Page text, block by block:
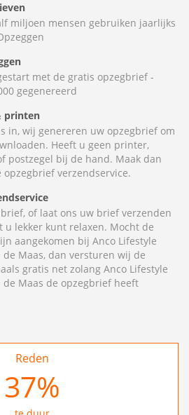
miljoen mensen gebruiken jaarlijks
met de gratis opzegbrief -
gegenereerd
printen
in, wij genereren uw opzegbrief om
Heeft u geen printer,
postzegel bij de hand. Maak dan
opzegbrief verzendservice.
of laat ons uw brief verzenden
u lekker kunt relaxen. Mocht de
aangekomen bij Anco Lifestyle
de Maas, dan versturen wij de
gratis net zolang Anco Lifestyle
de Maas de opzegbrief heeft
Reden
37%